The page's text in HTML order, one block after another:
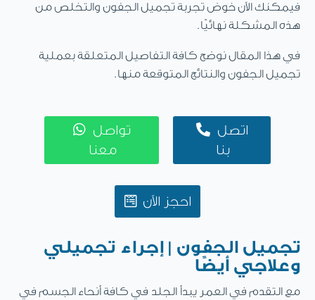
فيمكنك الآن خوض تجربة تجميل الجفون والتخلص من
هذه المشكلة نهائيًا.
في هذا المقال نوضح كافة التفاصيل المتعلقة بعملية
تجميل الجفون والنتائج المتوقعة منها.
 تواصل
معنا
 اتصل
بنا
احجز الآن
تجميل الجفون | إجراء تجميلي
وعلاجي أيضًا
مع التقدم في العمر يبدأ الجلد في كافة أنحاء الجسم في